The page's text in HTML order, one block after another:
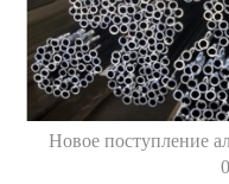
Новое поступление